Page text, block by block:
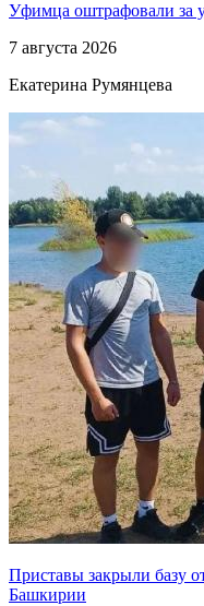
Уфимца оштрафовали за
7 августа 2026
Екатерина Румянцева
Приставы закрыли базу
Башкирии